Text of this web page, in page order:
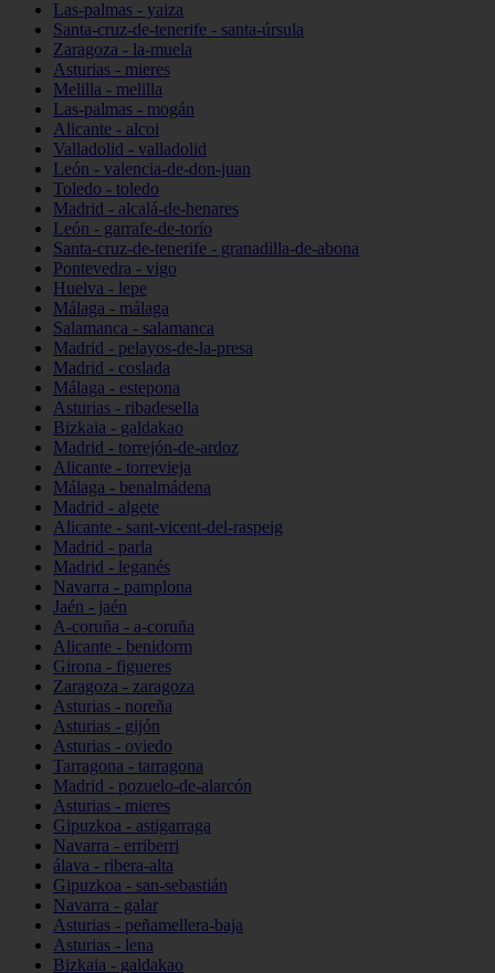
Las-palmas - yaiza
Santa-cruz-de-tenerife - santa-úrsula
Zaragoza - la-muela
Asturias - mieres
Melilla - melilla
Las-palmas - mogán
Alicante - alcoi
Valladolid - valladolid
León - valencia-de-don-juan
Toledo - toledo
Madrid - alcalá-de-henares
León - garrafe-de-torío
Santa-cruz-de-tenerife - granadilla-de-abona
Pontevedra - vigo
Huelva - lepe
Málaga - málaga
Salamanca - salamanca
Madrid - pelayos-de-la-presa
Madrid - coslada
Málaga - estepona
Asturias - ribadesella
Bizkaia - galdakao
Madrid - torrejón-de-ardoz
Alicante - torrevieja
Málaga - benalmádena
Madrid - algete
Alicante - sant-vicent-del-raspeig
Madrid - parla
Madrid - leganés
Navarra - pamplona
Jaén - jaén
A-coruña - a-coruña
Alicante - benidorm
Girona - figueres
Zaragoza - zaragoza
Asturias - noreña
Asturias - gijón
Asturias - oviedo
Tarragona - tarragona
Madrid - pozuelo-de-alarcón
Asturias - mieres
Gipuzkoa - astigarraga
Navarra - erriberri
álava - ribera-alta
Gipuzkoa - san-sebastián
Navarra - galar
Asturias - peñamellera-baja
Asturias - lena
Bizkaia - galdakao